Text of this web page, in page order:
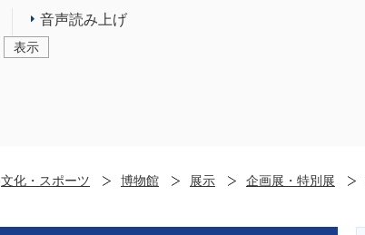
音声読み上げ
表示
文化・スポーツ 博物館 展示 企画展・特別展